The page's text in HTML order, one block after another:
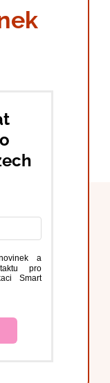
a
pro
Smart